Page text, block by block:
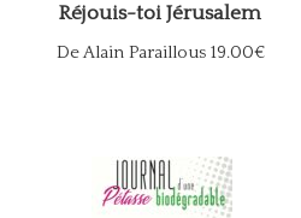
Réjouis-toi Jérusalem
De Alain Paraillous 19.00€